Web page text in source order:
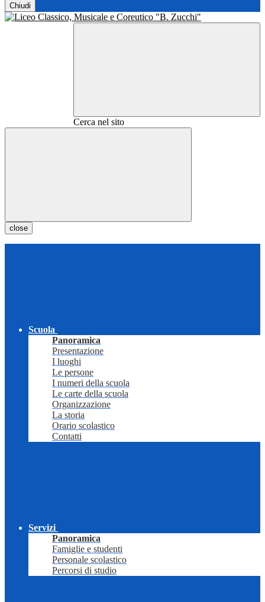
Chiudi
Cerca nel sito
close
Scuola
Panoramica
Presentazione
I luoghi
Le persone
I numeri della scuola
Le carte della scuola
Organizzazione
La storia
Orario scolastico
Contatti
Servizi
Panoramica
Famiglie e studenti
Personale scolastico
Percorsi di studio